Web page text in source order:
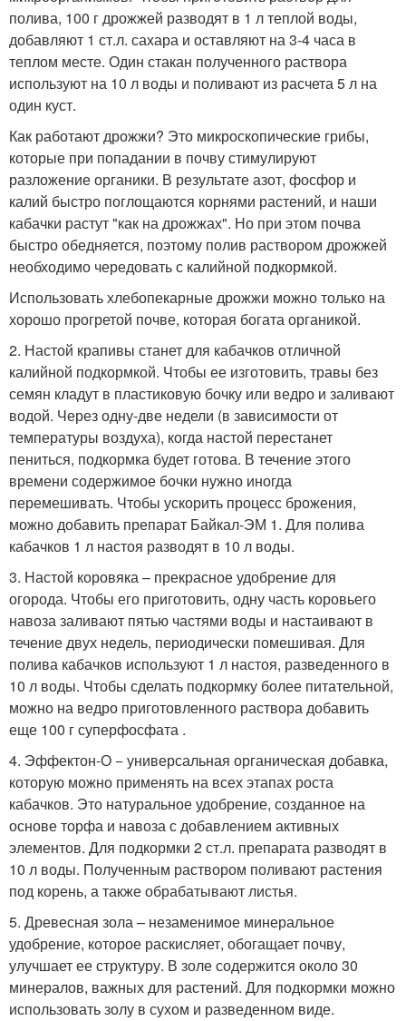
полива, 100 г дрожжей разводят в 1 л теплой воды,
добавляют 1 ст.л. сахара и оставляют на 3-4 часа в
теплом месте. Один стакан полученного раствора
используют на 10 л воды и поливают из расчета 5 л на
один куст.
Как работают дрожжи? Это микроскопические грибы,
которые при попадании в почву стимулируют
разложение органики. В результате азот, фосфор и
калий быстро поглощаются корнями растений, и наши
кабачки растут "как на дрожжах". Но при этом почва
быстро обедняется, поэтому полив раствором дрожжей
необходимо чередовать с калийной подкормкой.
Использовать хлебопекарные дрожжи можно только на
хорошо прогретой почве, которая богата органикой.
2. Настой крапивы станет для кабачков отличной
калийной подкормкой. Чтобы ее изготовить, травы без
семян кладут в пластиковую бочку или ведро и заливают
водой. Через одну-две недели (в зависимости от
температуры воздуха), когда настой перестанет
пениться, подкормка будет готова. В течение этого
времени содержимое бочки нужно иногда
перемешивать. Чтобы ускорить процесс брожения,
можно добавить препарат Байкал-ЭМ 1. Для полива
кабачков 1 л настоя разводят в 10 л воды.
3. Настой коровяка – прекрасное удобрение для
огорода. Чтобы его приготовить, одну часть коровьего
навоза заливают пятью частями воды и настаивают в
течение двух недель, периодически помешивая. Для
полива кабачков используют 1 л настоя, разведенного в
10 л воды. Чтобы сделать подкормку более питательной,
можно на ведро приготовленного раствора добавить
еще 100 г суперфосфата .
4. Эффектон-О − универсальная органическая добавка,
которую можно применять на всех этапах роста
кабачков. Это натуральное удобрение, созданное на
основе торфа и навоза с добавлением активных
элементов. Для подкормки 2 ст.л. препарата разводят в
10 л воды. Полученным раствором поливают растения
под корень, а также обрабатывают листья.
5. Древесная зола – незаменимое минеральное
удобрение, которое раскисляет, обогащает почву,
улучшает ее структуру. В золе содержится около 30
минералов, важных для растений. Для подкормки можно
использовать золу в сухом и разведенном виде.